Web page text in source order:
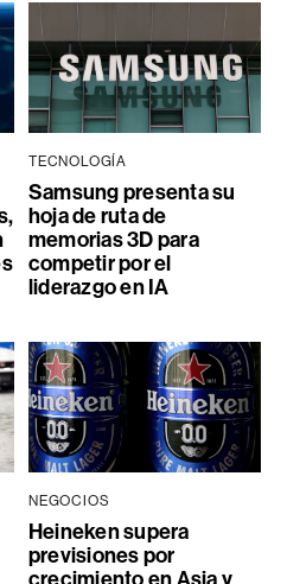
TECNOLOGÍA
Samsung presenta su
hoja de ruta de
memorias 3D para
competir por el
liderazgo en IA
NEGOCIOS
Heineken supera
previsiones por